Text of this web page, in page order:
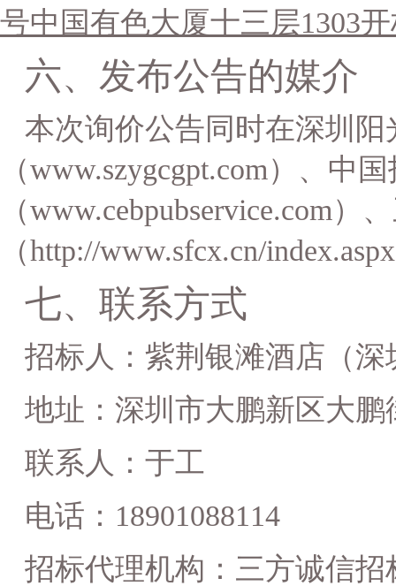
号中国有色大厦十三层1303
六、发布公告的媒介
本次询价公告同时在深圳阳
（www.szygcgpt.com）、中
（www.cebpubservice.com）
（http://www.sfcx.cn/
七、联系方式
招标人：紫荆银滩酒店（深
地址：深圳市大鹏新区大鹏
联系人： 于工
电话： 18901088114
招标代理机构：三方诚信招